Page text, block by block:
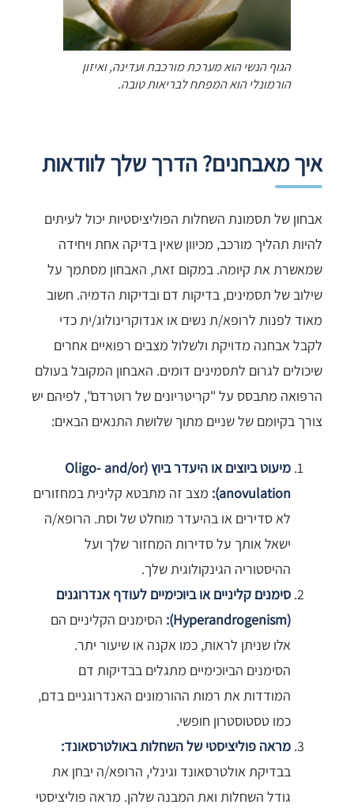
הגוף הנשי הוא מערכת מורכבת ועדינה, ואיזון
הורמונלי הוא המפתח לבריאות טובה.
איך מאבחנים? הדרך שלך לוודאות
אבחון של תסמונת השחלות הפוליציסטיות יכול לעיתים
להיות תהליך מורכב, מכיוון שאין בדיקה אחת ויחידה
שמאשרת את קיומה. במקום זאת, האבחון מסתמך על
שילוב של תסמינים, בדיקות דם ובדיקות הדמיה. חשוב
מאוד לפנות לרופא/ת נשים או אנדוקרינולוג/ית כדי
לקבל אבחנה מדויקת ולשלול מצבים רפואיים אחרים
שיכולים לגרום לתסמינים דומים. האבחון המקובל בעולם
הרפואה מתבסס על "קריטריונים של רוטרדם", לפיהם יש
צורך בקיומם של שניים מתוך שלושת התנאים הבאים:
מיעוט ביוצים או היעדר ביוץ (Oligo- and/or
anovulation):
מצב זה מתבטא קלינית במחזורים
לא סדירים או בהיעדר מוחלט של וסת. הרופא/ה
ישאל אותך על סדירות המחזור שלך ועל
ההיסטוריה הגינקולוגית שלך.
סימנים קליניים או ביוכימיים לעודף אנדרוגנים
(Hyperandrogenism):
הסימנים הקליניים הם
אלו שניתן לראות, כמו אקנה או שיעור יתר.
הסימנים הביוכימיים מתגלים בבדיקות דם
המודדות את רמות ההורמונים האנדרוגניים בדם,
כמו טסטוסטרון חופשי.
מראה פוליציסטי של השחלות באולטרסאונד:
בבדיקת אולטרסאונד וגינלי, הרופא/ה יבחן את
גודל השחלות ואת המבנה שלהן. מראה פוליציסטי